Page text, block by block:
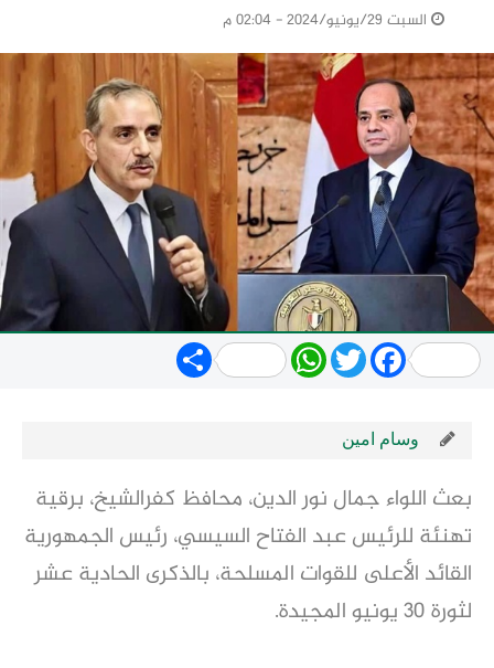
السبت 29/يونيو/2024 - 02:04 م
Share WhatsApp
TwitterFacebook
وسام امين
بعث اللواء جمال نور الدين، محافظ كفرالشيخ، برقية
تهنئة للرئيس عبد الفتاح السيسي، رئيس الجمهورية
القائد الأعلى للقوات المسلحة، بالذكرى الحادية عشر
لثورة 30 يونيو المجيدة.